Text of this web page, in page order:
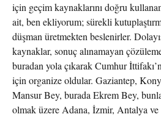
için geçim kaynaklarını doğru
ait, ben ekliyorum; sürekli
düşman üretmekten beslenirler.
kaynaklar, sonuç alınamayan
buradan yola çıkarak Cumhur
için organize oldular. Gaziantep,
Mansur Bey, burada Ekrem Bey,
olmak üzere Adana, İzmir, Antalya